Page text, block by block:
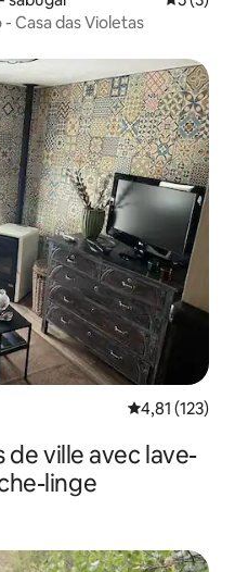
Casa das Violetas
Évaluation
4,81 (123)
de ville avec lave-
linge